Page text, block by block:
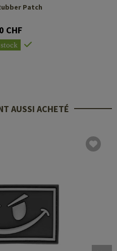
Patch
CHF
stock
AUSSI ACHETÉ